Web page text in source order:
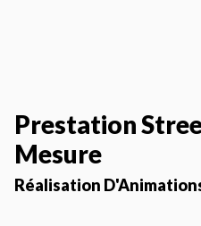
Prestation
Mesure
Réalisation